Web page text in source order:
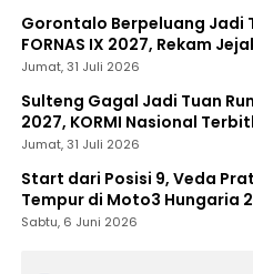
Gorontalo Berpeluang Jadi
FORNAS IX 2027, Rekam
Nasional Jadi Modal
Jumat, 31 Juli 2026
Sulteng Gagal Jadi Tuan
2027, KORMI Nasional
Pencabutan
Jumat, 31 Juli 2026
Start dari Posisi 9, Veda
Tempur di Moto3 Hungaria
Sabtu, 6 Juni 2026